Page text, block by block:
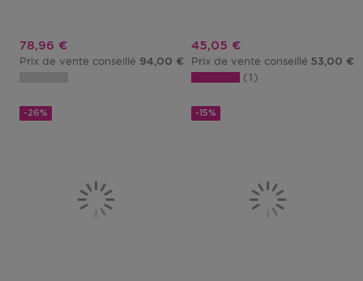
Prix promotionnel
78,96 €
Prix de vente conseillé 94,00 €
Prix promotionnel
45,05 €
Prix de vente conseillé 53,00 €
1
-26% -15%